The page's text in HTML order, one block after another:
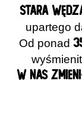
STARA
upartego
Od ponad
W NAS